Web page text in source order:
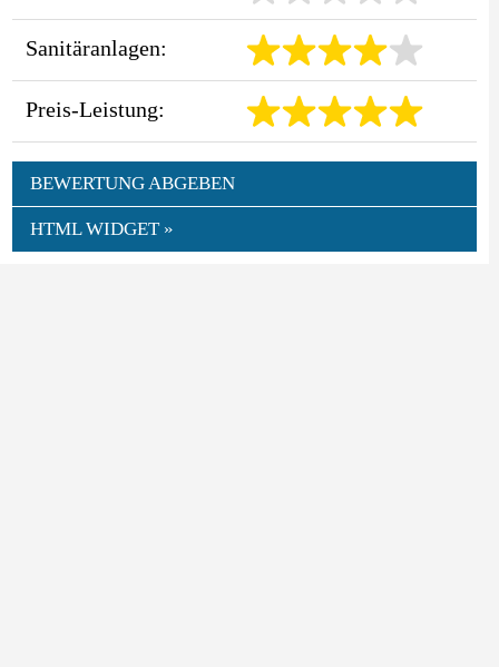
Sanitäranlagen:
Preis-Leistung:
BEWERTUNG ABGEBEN
HTML WIDGET »